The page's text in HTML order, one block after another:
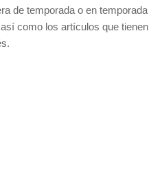
de temporada o en temporada
como los artículos que tienen